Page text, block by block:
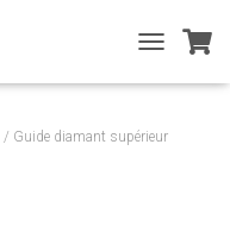
O
/ Guide diamant supérieur